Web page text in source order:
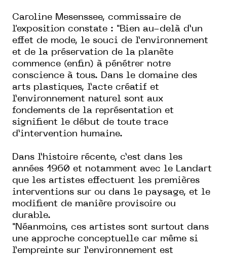
Caroline Mesenssee, commissaire de
l'exposition constate : "Bien au-delà d’un
effet de mode, le souci de l’environnement
et de la préservation de la planète
commence (enfin) à pénétrer notre
conscience à tous. Dans le domaine des
arts plastiques, l’acte créatif et
l’environnement naturel sont aux
fondements de la représentation et
signifient le début de toute trace
d’intervention humaine.
Dans l’histoire récente, c’est dans les
années 1960 et notamment avec le Landart
que les artistes effectuent les premières
interventions sur ou dans le paysage, et le
modifient de manière provisoire ou
durable.
"Néanmoins, ces artistes sont surtout dans
une approche conceptuelle car même si
l’empreinte sur l’environnement est